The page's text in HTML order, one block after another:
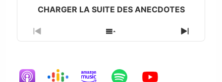
Previous
Episode
Show
Episodes
Next
Episode